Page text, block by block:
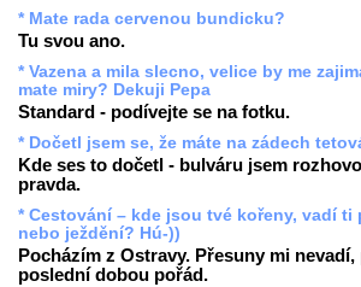
* Mate rada cervenou bundicku?
Tu svou ano.
* Vazena a mila slecno, velice by me
mate miry? Dekuji Pepa
Standard - podívejte se na fotku.
* Dočetl jsem se, že máte na zádech
Kde ses to dočetl - bulváru jsem
pravda.
* Cestování – kde jsou tvé kořeny, vadí
nebo ježdění? Hú-))
Pocházím z Ostravy. Přesuny mi
poslední dobou pořád.